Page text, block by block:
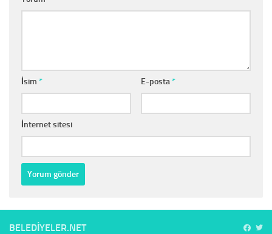
İsim * E-posta*
İnternet sitesi
BELEDIYELER.NET